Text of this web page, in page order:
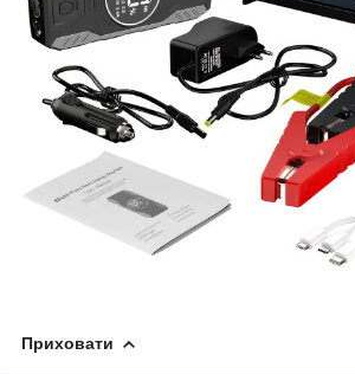
Приховати